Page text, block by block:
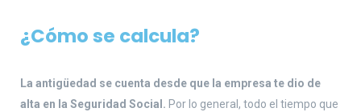
¿Cómo se calcula?
La antigüedad se cuenta desde que la empresa te dio de
alta en la Seguridad Social. Por lo general, todo el tiempo que